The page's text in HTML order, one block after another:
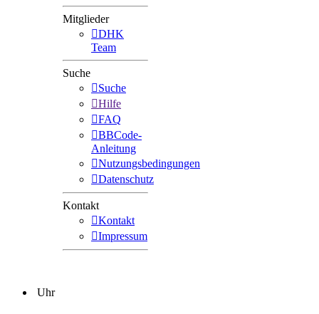
Mitglieder
DHK
Team
Suche
Suche
Hilfe
FAQ
BBCode-
Anleitung
Nutzungsbedingungen
Datenschutz
Kontakt
Kontakt
Impressum
Uhr